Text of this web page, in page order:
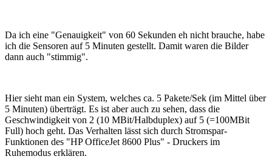
Da ich eine "Genauigkeit" von 60 Sekunden eh nicht brauche, habe
ich die Sensoren auf 5 Minuten gestellt. Damit waren die Bilder
dann auch "stimmig".
Hier sieht man ein System, welches ca. 5 Pakete/Sek (im Mittel über
5 Minuten) überträgt. Es ist aber auch zu sehen, dass die
Geschwindigkeit von 2 (10 MBit/Halbduplex) auf 5 (=100MBit
Full) hoch geht. Das Verhalten lässt sich durch Stromspar-
Funktionen des "HP OfficeJet 8600 Plus" - Druckers im
Ruhemodus erklären.